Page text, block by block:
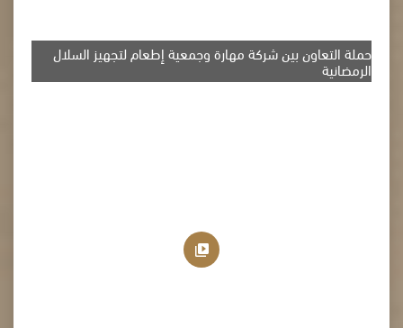
حملة التعاون بين شركة مهارة وجمعية إطعام لتجهيز السلال
الرمضانية